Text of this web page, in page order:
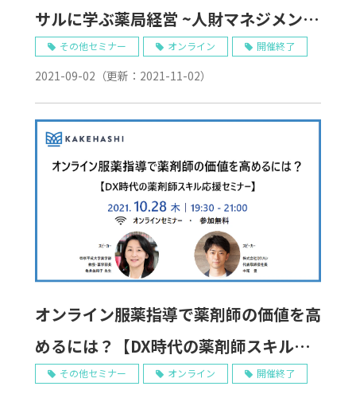
サルに学ぶ薬局経営 ~人財マネジメント
戦略編~ 11/2WEB開催
その他セミナー オンライン 開催終了
2021-09-02 （更新： 2021-11-02）
オンライン服薬指導で薬剤師の価値を高
めるには？【DX時代の薬剤師スキル応
援セミナー】
その他セミナー オンライン 開催終了